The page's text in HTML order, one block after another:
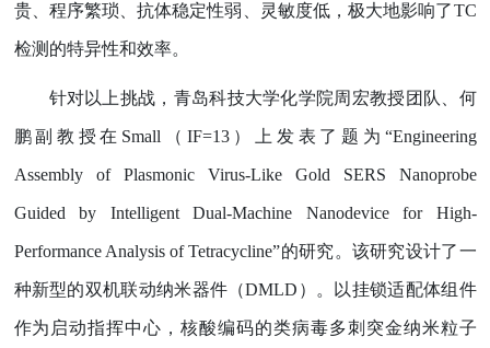
贵、程序繁琐、抗体稳定性弱、灵敏度低，极大地影响了TC
检测的特异性和效率。
针对以上挑战，青岛科技大学化学院周宏教授团队、何
鹏副教授在 Small （ IF=13）上发表了题为 “Engineering
Assembly of Plasmonic Virus-Like Gold SERS Nanoprobe
Guided by Intelligent Dual-Machine Nanodevice for High-
Performance Analysis of Tetracycline”的研究。该研究设计了一
种新型的双机联动纳米器件（DMLD ）。以挂锁适配体组件
作为启动指挥中心，核酸编码的类病毒多刺突金纳米粒子